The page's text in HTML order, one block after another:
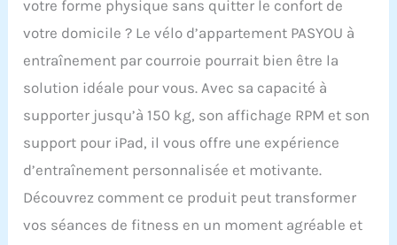
votre forme physique sans quitter le confort de
votre domicile ? Le vélo d’appartement PASYOU à
entraînement par courroie pourrait bien être la
solution idéale pour vous. Avec sa capacité à
supporter jusqu’à 150 kg, son affichage RPM et son
support pour iPad, il vous offre une expérience
d’entraînement personnalisée et motivante.
Découvrez comment ce produit peut transformer
vos séances de fitness en un moment agréable et